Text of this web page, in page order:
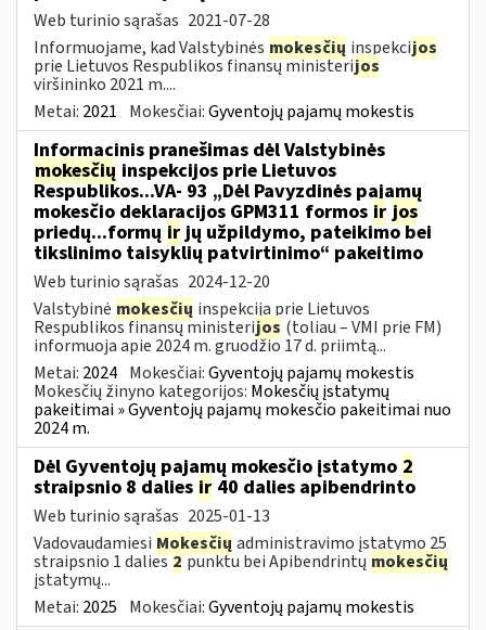
Web turinio sąrašas 2021-07-28
Informuojame, kad Valstybinės mokesčių inspekcijos
prie Lietuvos Respublikos finansų ministerijos
viršininko 2021 m....
Metai: 2021 Mokesčiai:Gyventojų pajamų mokestis
Informacinis pranešimas dėl Valstybinės
mokesčių inspekcijos prie Lietuvos
Respublikos...VA- 93 „Dėl Pavyzdinės pajamų
mokesčio deklaracijos GPM311 formos ir jos
priedų...formų irjų užpildymo, pateikimo bei
tikslinimo taisyklių patvirtinimo“ pakeitimo
Web turinio sąrašas 2024-12-20
Valstybinė mokesčių inspekcija prie Lietuvos
Respublikos finansų ministerijos (toliau – VMI prie FM)
informuoja apie 2024 m. gruodžio 17 d. priimtą...
Metai: 2024 Mokesčiai:Gyventojų pajamų mokestis
Mokesčių žinyno kategorijos: Mokesčių įstatymų
pakeitimai » Gyventojų pajamų mokesčio pakeitimai nuo
2024 m.
Dėl Gyventojų pajamų mokesčio įstatymo 2
straipsnio 8 dalies ir 40 dalies apibendrinto
Web turinio sąrašas 2025-01-13
Vadovaudamiesi Mokesčių administravimo įstatymo 25
straipsnio 1 dalies2punktu bei Apibendrintų mokesčių
įstatymų...
Metai: 2025 Mokesčiai:Gyventojų pajamų mokestis